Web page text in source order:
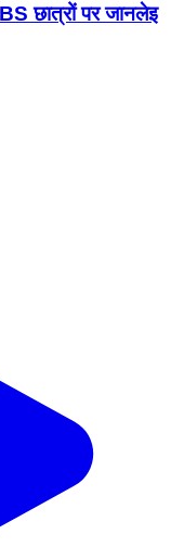
छात्रों पर जानलेइ